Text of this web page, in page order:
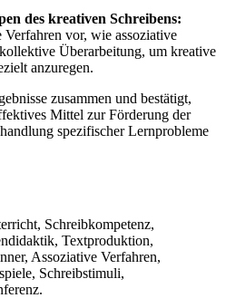
des kreativen Schreibens:
vor, wie assoziative
Überarbeitung, um kreative
anzuregen.
zusammen und bestätigt,
Mittel zur Förderung der
spezifischer Lernprobleme
Schreibkompetenz,
Textproduktion,
Assoziative Verfahren,
Schreibstimuli,